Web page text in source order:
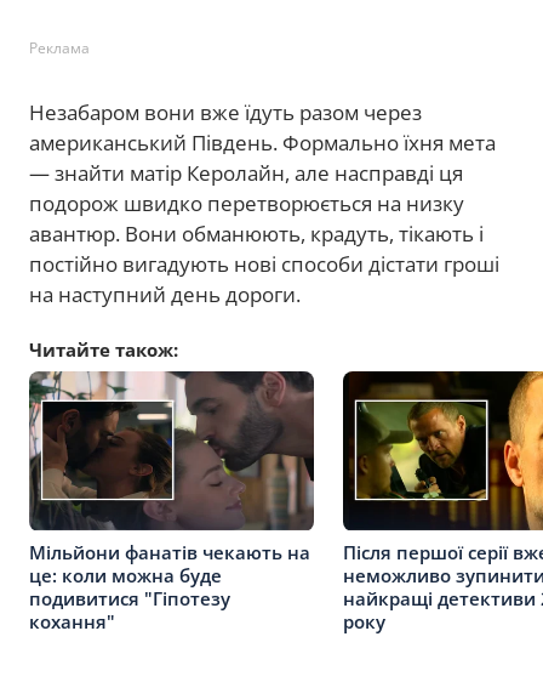
Реклама
Незабаром вони вже їдуть разом через
американський Південь. Формально їхня мета
— знайти матір Керолайн, але насправді ця
подорож швидко перетворюється на низку
авантюр. Вони обманюють, крадуть, тікають і
постійно вигадують нові способи дістати гроші
на наступний день дороги.
Читайте також:
Мільйони фанатів чекають на
це: коли можна буде
подивитися "Гіпотезу
кохання"
Після першої серії
неможливо
найкращі детективи
року